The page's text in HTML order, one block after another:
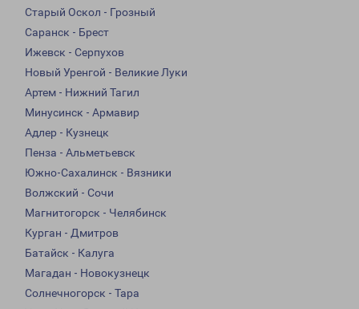
Старый Оскол - Грозный
Саранск - Брест
Ижевск - Серпухов
Новый Уренгой - Великие Луки
Артем - Нижний Тагил
Минусинск - Армавир
Адлер - Кузнецк
Пенза - Альметьевск
Южно-Сахалинск - Вязники
Волжский - Сочи
Магнитогорск - Челябинск
Курган - Дмитров
Батайск - Калуга
Магадан - Новокузнецк
Солнечногорск - Тара